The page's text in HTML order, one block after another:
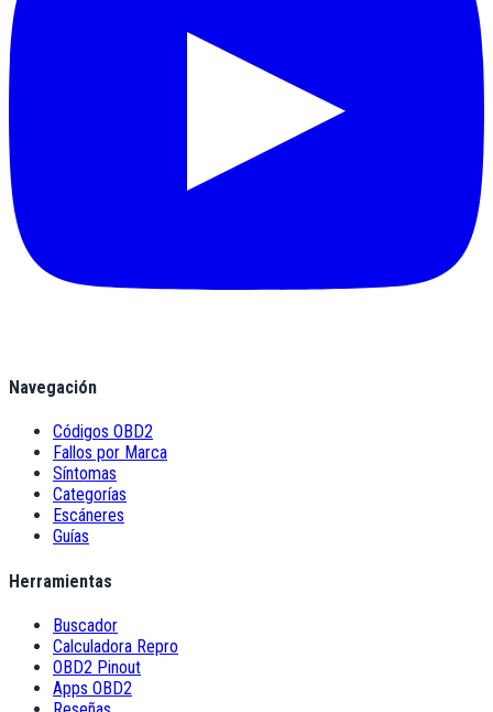
Navegación
Códigos OBD2
Fallos por Marca
Síntomas
Categorías
Escáneres
Guías
Herramientas
Buscador
Calculadora Repro
OBD2 Pinout
Apps OBD2